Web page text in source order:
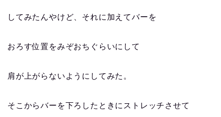
してみたんやけど、それに加えてバーを
おろす位置をみぞおちぐらいにして
肩が上がらないようにしてみた。
そこからバーを下ろしたときにストレッチさせて